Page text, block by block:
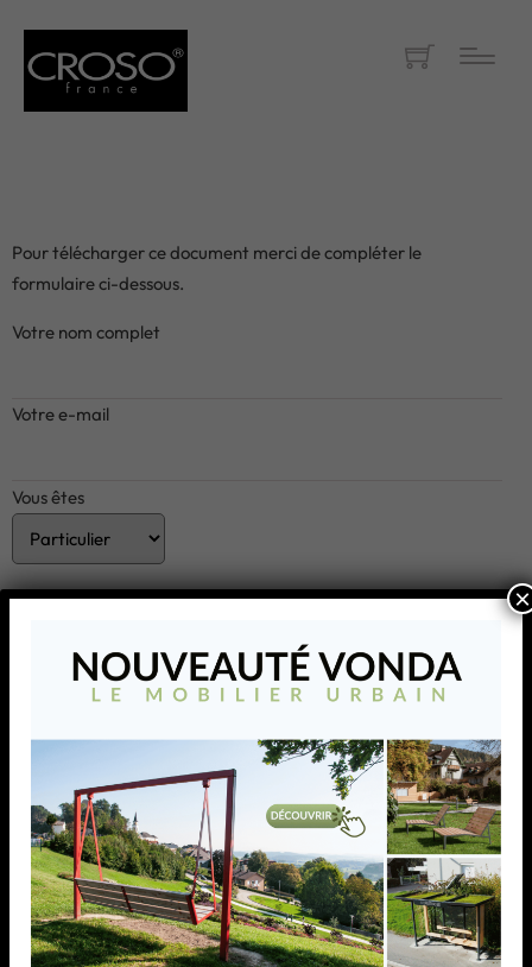
Pour télécharger ce document merci de compléter le
formulaire ci-dessous.
Votre nom complet
Votre e-mail
Vous êtes
×